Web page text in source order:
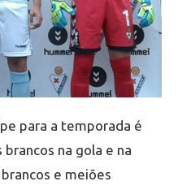
para a temporada é
na gola e na
e meiões